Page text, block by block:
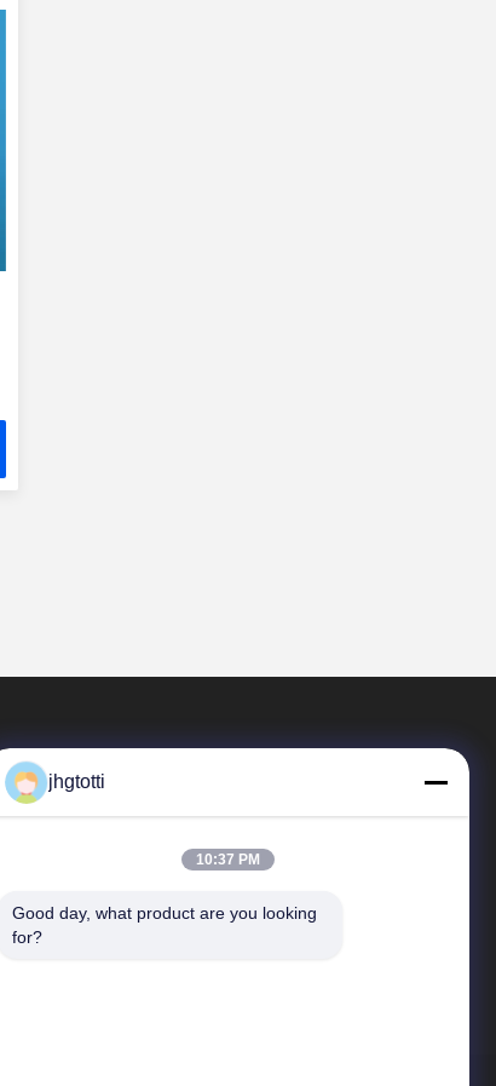
त्वरित सम्पक
jhgtotti
10:37 PM
Good day, what product are you looking
for?